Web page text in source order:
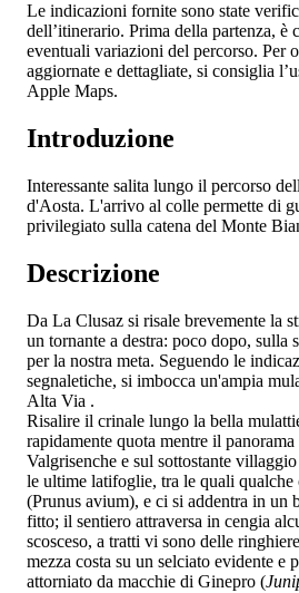
Le indicazioni fornite sono state
dell’itinerario. Prima della partenza, è
eventuali variazioni del percorso. Per
aggiornate e dettagliate, si consiglia
Apple Maps.
Introduzione
Interessante salita lungo il percorso
d'Aosta. L'arrivo al colle permette di
privilegiato sulla catena del Monte
Descrizione
Da La Clusaz si risale brevemente la
un tornante a destra: poco dopo, sulla
per la nostra meta. Seguendo le
segnaletiche, si imbocca un'ampia
Alta Via .
Risalire il crinale lungo la bella
rapidamente quota mentre il
Valgrisenche e sul sottostante
le ultime latifoglie, tra le quali
(Prunus avium), e ci si addentra in un
fitto; il sentiero attraversa in cengia
scosceso, a tratti vi sono delle
mezza costa su un selciato evidente e
attorniato da macchie di Ginepro (